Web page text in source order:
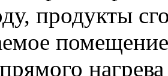
продукты